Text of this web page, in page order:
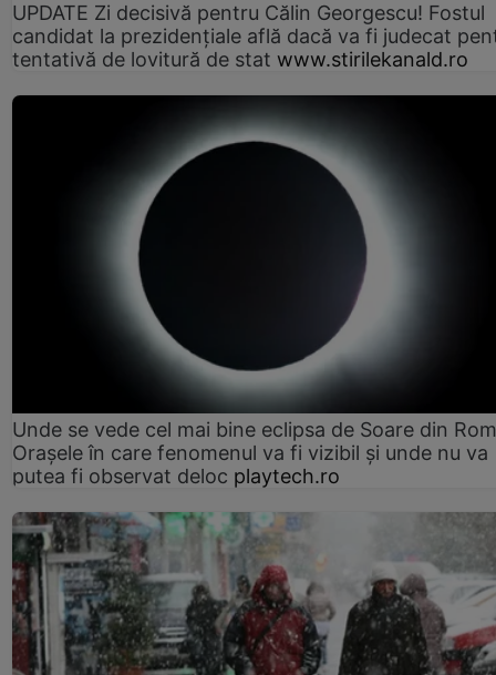
UPDATE Zi decisivă pentru Călin Georgescu! Fostul
candidat la prezidențiale află dacă va fi judecat
tentativă de lovitură de stat www.stirilekanald.ro
Unde se vede cel mai bine eclipsa de Soare din
Orașele în care fenomenul va fi vizibil și unde nu va
putea fi observat deloc playtech.ro